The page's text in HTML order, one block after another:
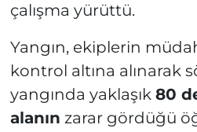
çalışma yürüttü.
Yangın, ekiplerin
kontrol altına alınarak
yangında yaklaşık 80
alanın zarar gördüğü